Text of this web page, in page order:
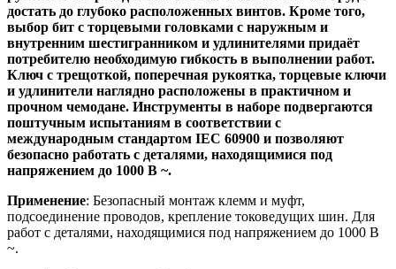
достать до глубоко расположенных винтов. Кроме того,
выбор бит с торцевыми головками с наружным и
внутренним шестигранником и удлинителями придаёт
потребителю необходимую гибкость в выполнении работ.
Ключ с трещоткой, поперечная рукоятка, торцевые ключи
и удлинители наглядно расположены в практичном и
прочном чемодане. Инструменты в наборе подвергаются
поштучным испытаниям в соответствии с
международным стандартом IEC 60900 и позволяют
безопасно работать с деталями, находящимися под
напряжением до 1000 В ~.
Применение: Безопасный монтаж клемм и муфт,
подсоединение проводов, крепление токоведущих шин. Для
работ с деталями, находящимися под напряжением до 1000 В
~.